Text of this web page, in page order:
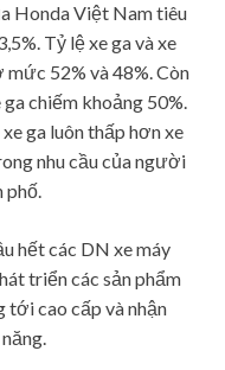
Honda Việt Nam tiêu
Tỷ lệ xe ga và xe
52% và 48%. Còn
chiếm khoảng 50%.
ga luôn thấp hơn xe
nhu cầu của người
phố.
hết các DN xe máy
triển các sản phẩm
tới cao cấp và nhận